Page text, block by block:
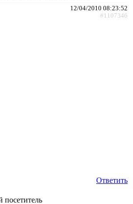
12/04/2010 08:23:52
#1107346
Ответить
посетитель